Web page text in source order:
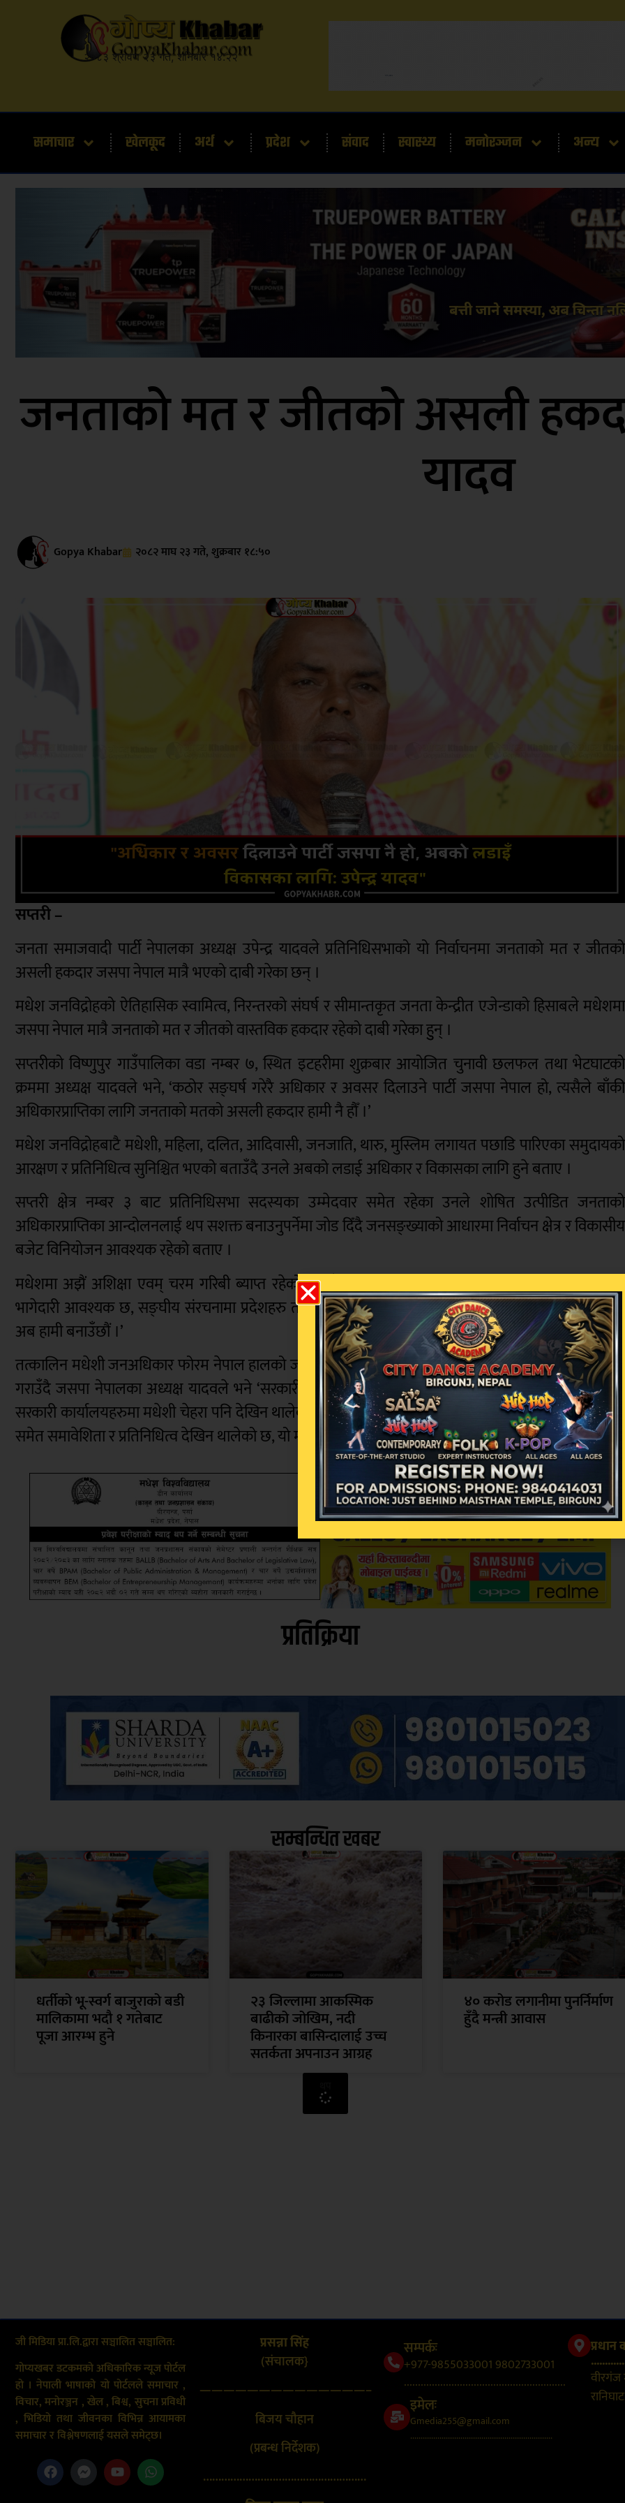
२०८३ श्रावण २३ गते, शनिबार १४:२२
समाचार खेलकूद अर्थ प्रदेश संवाद स्वास्थ्य मनोरञ्जन अन्य
जनताको मत र जीतको असली
यादव
Gopya Khabar २०८२ माघ २३ गते, शुक्रबार १८:५०
सप्तरी –
जनता समाजवादी पार्टी नेपालका अध्यक्ष उपेन्द्र यादवले प्रतिनिधिसभाको यो निर्वाचनमा जनताको मत र जीतको
असली हकदार जसपा नेपाल मात्रै भएको दाबी गरेका छन् ।
मधेश जनविद्रोहको ऐतिहासिक स्वामित्व, निरन्तरको संघर्ष र सीमान्तकृत जनता केन्द्रीत एजेन्डाको हिसाबले मधेशमा
जसपा नेपाल मात्रै जनताको मत र जीतको वास्तविक हकदार रहेको दाबी गरेका हुुन् ।
सप्तरीको विष्णुपुर गाउँपालिका वडा नम्बर ७, स्थित इटहरीमा शुक्रबार आयोजित चुनावी छलफल तथा भेटघाटको
क्रममा अध्यक्ष यादवले भने, ‘कठोर सङ्घर्ष गरेरै अधिकार र अवसर दिलाउने पार्टी जसपा नेपाल हो, त्यसैले बाँकी
अधिकारप्राप्तिका लागि जनताको मतको असली हकदार हामी नै हौँ ।’
मधेश जनविद्रोहबाटै मधेशी, महिला, दलित, आदिवासी, जनजाति, थारु, मुस्लिम लगायत पछाडि पारिएका समुदायको
आरक्षण र प्रतिनिधित्व सुनिश्चित भएको बताउँदै उनले अबको लडाई अधिकार र विकासका लागि हुने बताए ।
सप्तरी क्षेत्र नम्बर ३ बाट प्रतिनिधिसभा सदस्यका उम्मेदवार समेत रहेका उनले शोषित उत्पीडित जनताको
अधिकारप्राप्तिका आन्दोलनलाई थप सशक्त बनाउनुपर्नेमा जोड दिँदै जनसङ्ख्याको आधारमा निर्वाचन क्षेत्र र विकासीय
बजेट विनियोजन आवश्यक रहेको बताए ।
मधेशमा अझैं अशिक्षा एवम् चरम गरिबी ब्याप्त रहेको बताउँदै अध्यक्ष यादवले भने ‘जनसङ्ख्याको आधारमा हाम्रो
भागेदारी आवश्यक छ, सङ्घीय संरचनामा प्रदेशहरु त स्थापना भयो तर अधिकार छैन, त्यसैले अधिकारसम्पन्न प्रदेश
अब हामी बनाउँछौं ।’
तत्कालिन मधेशी जनअधिकार फोरम नेपाल हालको जसपा नेपालको नेतृत्वमा सङ्घर्ष हुनु अघिको अवस्थाबारे स्मरण
गराउँदै जसपा नेपालका अध्यक्ष यादवले भने ‘सरकारी कार्यालयहरुमा मधेशी अनुहार नगण्य जस्तै थियो तर अहिले
सरकारी कार्यालयहरुमा मधेशी चेहरा पनि देखिन थालेको छ, यतिमात्र होइन, सेना पुलिस लगायतका सुरक्षा अङ्गहरुमा
समेत समावेशिता र प्रतिनिधित्व देखिन थालेको छ, यो मधेश विद्रोहकै देन हो ।’
प्रतिक्रिया
सम्बन्धित खबर
धर्तीको भू-स्वर्ग बाजुराको बडी
मालिकामा भदौ १ गतेबाट
पूजा आरम्भ हुने
२३ जिल्लामा आकस्मिक
बाढीको जोखिम, नदी
किनारका बासिन्दालाई उच्च
सतर्कता अपनाउन आग्रह
४० करोड लगानीमा पुनर्निर्माण
हुँदै मन्त्री आवास
जी मिडिया प्रा.लि.द्वारा सञ्चालित सञ्चालित:
गोप्यखबर डटकमको अधिकारिक न्यूज पोर्टल
हो । नेपाली भाषाको यो पोर्टलले समाचार ,
विचार, मनोरञ्जन , खेल , बिश्व, सुचना प्रविधी
, भिडियो तथा जीवनका विभिन्न आयामका
समाचार र विश्लेषणलाई यसले समेट्छ।
प्रसन्ना सिंह
(संचालक}
——————————————–
बिजय चौहान
(प्रबन्ध निर्देशक)
………………………………………………
सम्पर्कः
+977-9855033001 9802733001
..........................................................
इमेलः
Gmedia255@gmail.com
....................................................................
प्रधान
वीरगंज